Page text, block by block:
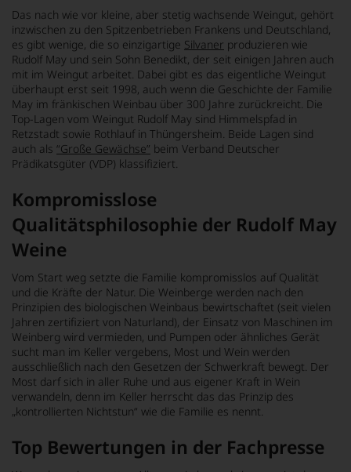
Das nach wie vor kleine, aber stetig wachsende Weingut, gehört
inzwischen zu den Spitzenbetrieben Frankens und Deutschland,
es gibt wenige, die so einzigartige Silvaner produzieren wie
Rudolf May und sein Sohn Benedikt, der seit einigen Jahren auch
mit im Weingut arbeitet. Dabei gibt es das eigentliche Weingut
überhaupt erst seit 1998, auch wenn die Geschichte der Familie
May im fränkischen Weinbau über 300 Jahre zurückreicht. Die
Top-Lagen vom Weingut Rudolf May sind Himmelspfad in
Retzstadt sowie Rothlauf in Thüngersheim. Beide Lagen sind
auch als “Große Gewächse” beim Verband Deutscher
Prädikatsgüter (VDP) klassifiziert.
Kompromisslose
Qualitätsphilosophie der Rudolf May
Weine
Vom Start weg setzte die Familie kompromisslos auf Qualität
und die Kräfte der Natur. Die Weinberge werden nach den
Prinzipien des biologischen Weinbaus bewirtschaftet (seit vielen
Jahren zertifiziert von Naturland), der Einsatz von Maschinen im
Weinberg wird vermieden, und Pumpen oder ähnliches Gerät
sucht man im Keller vergebens, Most und Wein werden
ausschließlich nach den Gesetzen der Schwerkraft bewegt. Der
Most darf sich in aller Ruhe und aus eigener Kraft in Wein
verwandeln, denn im Keller herrscht das das Prinzip des
„kontrollierten Nichtstun“ wie die Familie es nennt.
Top Bewertungen in der Fachpresse